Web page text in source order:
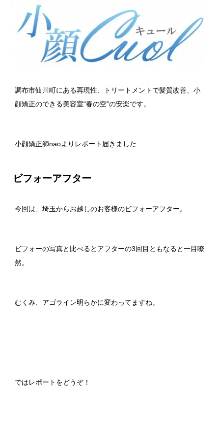
調布市仙川町にある再現性、トリートメントで髪質改善、小
顔矯正のできる美容室“春の空”の安楽です。
小顔矯正師naoよりレポート届きました
ビフォーアフター
今回は、埼玉からお越しのお客様のビフォーアフター。
ビフォーの写真と比べるとアフターの3回目ともなると一目瞭
然。
むくみ、アゴライン明らかに変わってますね。
ではレポートをどうぞ！